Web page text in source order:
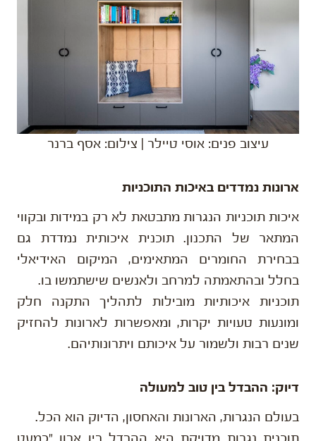
עיצוב פנים: אוסי טיילר | צילום: אסף ברנר
ארונות נמדדים באיכות התוכניות
איכות תוכניות הנגרות מתבטאת לא רק במידות ובקווי
המתאר של התכנון. תוכנית איכותית נמדדת גם
בבחירת החומרים המתאימים, המיקום האידיאלי
בחלל ובהתאמתה למרחב ולאנשים שישתמשו בו.
תוכניות איכותיות מובילות לתהליך התקנה חלק
ומונעות טעויות יקרות, ומאפשרות לארונות להחזיק
שנים רבות ולשמור על איכותם ויתרונותיהם.
דיוק: ההבדל בין טוב למעולה
בעולם הנגרות, הארונות והאחסון, הדיוק הוא הכל.